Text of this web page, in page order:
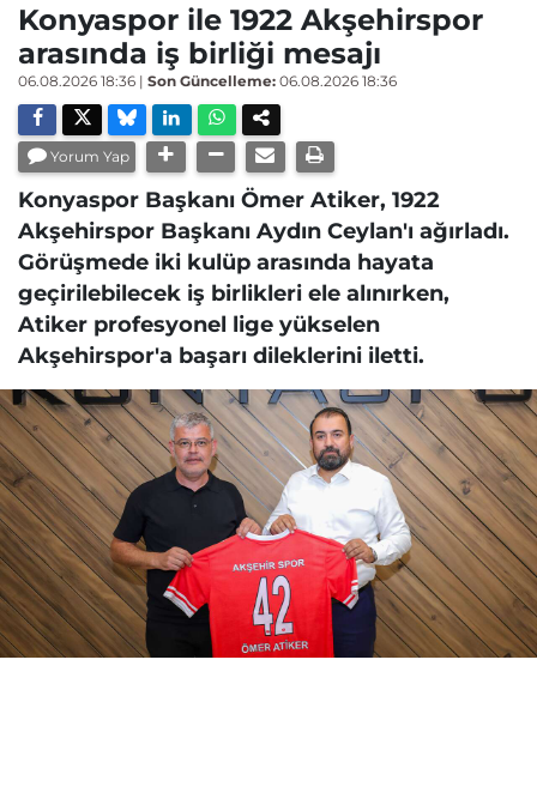
Konyaspor ile 1922 Akşehirspor
arasında iş birliği mesajı
06.08.2026 18:36 | Son Güncelleme: 06.08.2026 18:36
Yorum Yap
Konyaspor Başkanı Ömer Atiker, 1922
Akşehirspor Başkanı Aydın Ceylan'ı ağırladı.
Görüşmede iki kulüp arasında hayata
geçirilebilecek iş birlikleri ele alınırken,
Atiker profesyonel lige yükselen
Akşehirspor'a başarı dileklerini iletti.